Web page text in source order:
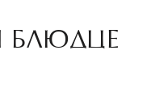
БЛЮДЦЕ